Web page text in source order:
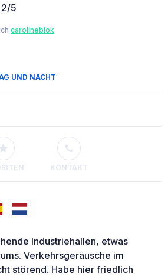
2/5
carolineblok
UND NACHT
KONTAKT
Industriehallen, etwas
Verkehrsgeräusche im
störend. Habe hier friedlich